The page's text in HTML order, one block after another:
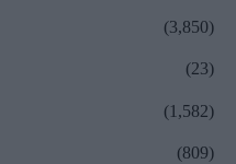
(3,850)
(23)
(1,582)
(809)